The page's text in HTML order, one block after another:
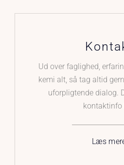
Ud over faglighed,
kemi alt, så tag altid
uforpligtende dialog.
kontaktinfo
Læs